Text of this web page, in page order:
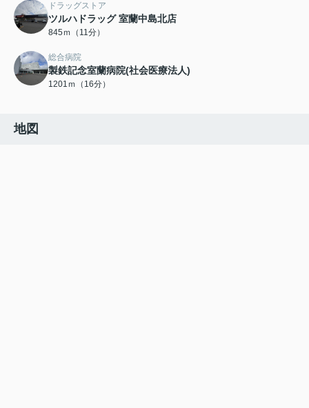
ドラッグストア
ツルハドラッグ 室蘭中島北店
845ｍ（11分）
総合病院
製鉄記念室蘭病院(社会医療法人)
1201ｍ（16分）
地図